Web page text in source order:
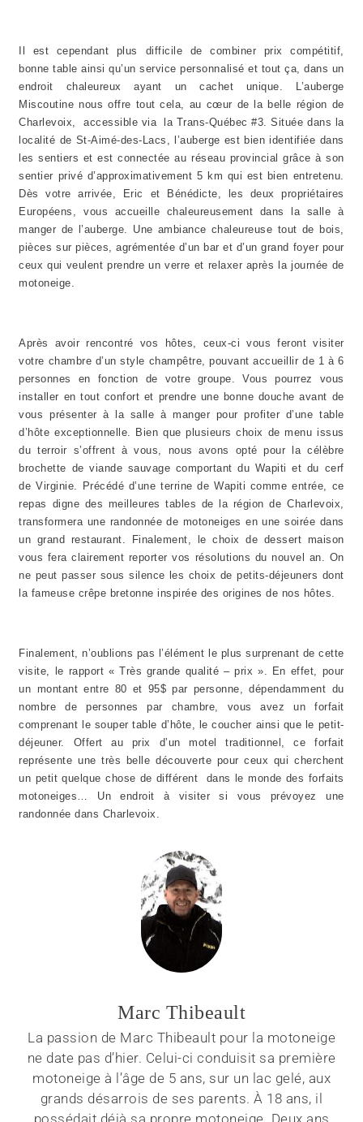
Il est cependant plus difficile de combiner prix compétitif,
bonne table ainsi qu’un service personnalisé et tout ça, dans un
endroit chaleureux ayant un cachet unique. L’auberge
Miscoutine nous offre tout cela, au cœur de la belle région de
Charlevoix, accessible via la Trans-Québec #3. Située dans la
localité de St-Aimé-des-Lacs, l’auberge est bien identifiée dans
les sentiers et est connectée au réseau provincial grâce à son
sentier privé d’approximativement 5 km qui est bien entretenu.
Dès votre arrivée, Eric et Bénédicte, les deux propriétaires
Européens, vous accueille chaleureusement dans la salle à
manger de l’auberge. Une ambiance chaleureuse tout de bois,
pièces sur pièces, agrémentée d’un bar et d’un grand foyer pour
ceux qui veulent prendre un verre et relaxer après la journée de
motoneige.
Après avoir rencontré vos hôtes, ceux-ci vous feront visiter
votre chambre d’un style champêtre, pouvant accueillir de 1 à 6
personnes en fonction de votre groupe. Vous pourrez vous
installer en tout confort et prendre une bonne douche avant de
vous présenter à la salle à manger pour profiter d’une table
d’hôte exceptionnelle. Bien que plusieurs choix de menu issus
du terroir s’offrent à vous, nous avons opté pour la célèbre
brochette de viande sauvage comportant du Wapiti et du cerf
de Virginie. Précédé d’une terrine de Wapiti comme entrée, ce
repas digne des meilleures tables de la région de Charlevoix,
transformera une randonnée de motoneiges en une soirée dans
un grand restaurant. Finalement, le choix de dessert maison
vous fera clairement reporter vos résolutions du nouvel an. On
ne peut passer sous silence les choix de petits-déjeuners dont
la fameuse crêpe bretonne inspirée des origines de nos hôtes.
Finalement, n’oublions pas l’élément le plus surprenant de cette
visite, le rapport « Très grande qualité – prix ». En effet, pour
un montant entre 80 et 95$ par personne, dépendamment du
nombre de personnes par chambre, vous avez un forfait
comprenant le souper table d’hôte, le coucher ainsi que le petit-
déjeuner. Offert au prix d’un motel traditionnel, ce forfait
représente une très belle découverte pour ceux qui cherchent
un petit quelque chose de différent dans le monde des forfaits
motoneiges… Un endroit à visiter si vous prévoyez une
randonnée dans Charlevoix.
Marc Thibeault
La passion de Marc Thibeault pour la motoneige
ne date pas d’hier. Celui-ci conduisit sa première
motoneige à l’âge de 5 ans, sur un lac gelé, aux
grands désarrois de ses parents. À 18 ans, il